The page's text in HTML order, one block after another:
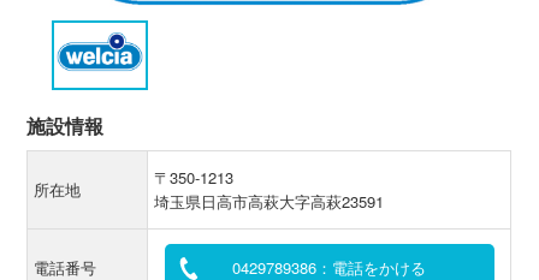
施設情報
所在地
〒350-1213
埼玉県日高市高萩大字高萩23591
電話番号 0429789386：電話をかける